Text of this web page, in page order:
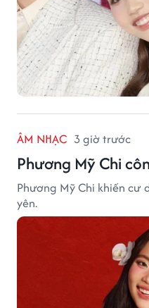
ÂM NHẠC 3 giờ trước
Phương Mỹ Chi
Phương Mỹ Chi khiến
yên.